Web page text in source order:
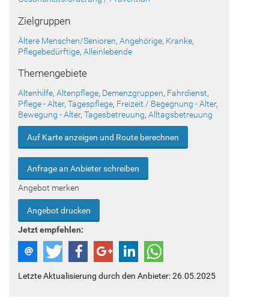
Zielgruppen
Ältere Menschen/Senioren, Angehörige, Kranke,
Pflegebedürftige, Alleinlebende
Themengebiete
Altenhilfe, Altenpflege, Demenzgruppen, Fahrdienst,
Pflege - Alter, Tagespflege, Freizeit / Begegnung - Alter,
Bewegung - Alter, Tagesbetreuung, Alltagsbetreuung
Auf Karte anzeigen und Route berechnen
Anfrage an Anbieter schreiben
Angebot merken
Angebot drucken
Jetzt empfehlen:
Letzte Aktualisierung durch den Anbieter: 26.05.2025